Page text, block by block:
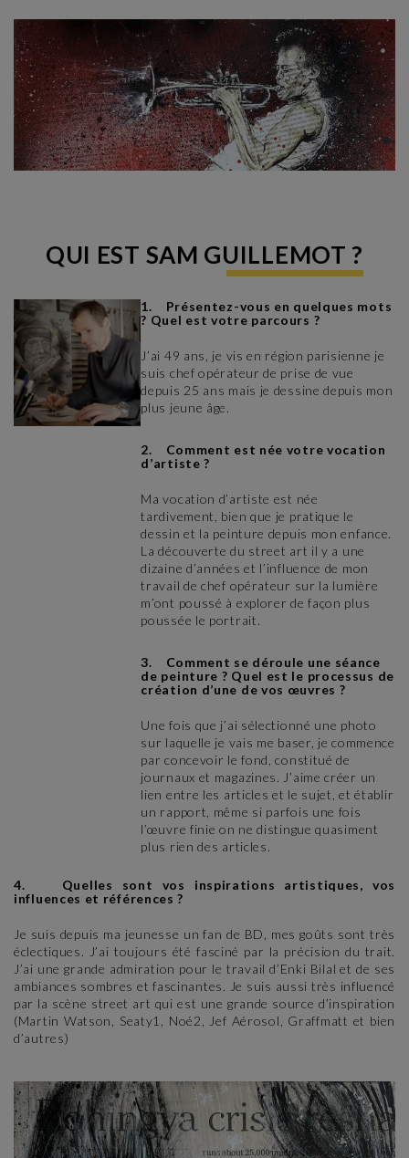
QUI EST SAM GUILLEMOT ?
1. Présentez-vous en quelques mots
? Quel est votre parcours ?
J’ai 49 ans, je vis en région parisienne je
suis chef opérateur de prise de vue
depuis 25 ans mais je dessine depuis mon
plus jeune âge.
2. Comment est née votre vocation
d’artiste ?
Ma vocation d’artiste est née
tardivement, bien que je pratique le
dessin et la peinture depuis mon enfance.
La découverte du street art il y a une
dizaine d’années et l’influence de mon
travail de chef opérateur sur la lumière
m’ont poussé à explorer de façon plus
poussée le portrait.
3. Comment se déroule une séance
de peinture ? Quel est le processus de
création d’une de vos œuvres ?
Une fois que j’ai sélectionné une photo
sur laquelle je vais me baser, je commence
par concevoir le fond, constitué de
journaux et magazines. J’aime créer un
lien entre les articles et le sujet, et établir
un rapport, même si parfois une fois
l’œuvre finie on ne distingue quasiment
plus rien des articles.
4. Quelles sont vos inspirations artistiques, vos
influences et références ?
Je suis depuis ma jeunesse un fan de BD, mes goûts sont très
éclectiques. J’ai toujours été fasciné par la précision du trait.
J’ai une grande admiration pour le travail d’Enki Bilal et de ses
ambiances sombres et fascinantes. Je suis aussi très influencé
par la scène street art qui est une grande source d’inspiration
(Martin Watson, Seaty1, Noé2, Jef Aérosol, Graffmatt et bien
d’autres)